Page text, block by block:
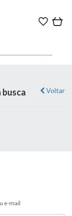
Voltar
busca
e-mail